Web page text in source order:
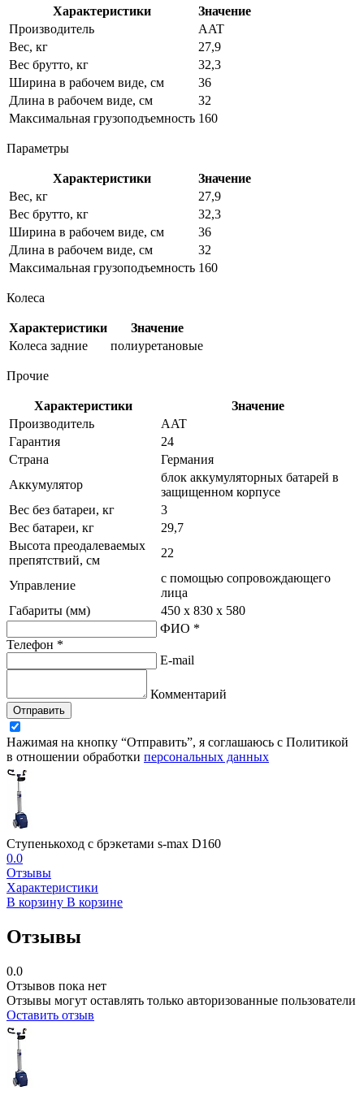
Характеристики
Значение
Производитель
AAT
Вес, кг
27,9
Вес брутто, кг
32,3
Ширина в рабочем виде, см
36
Длина в рабочем виде, см
32
Максимальная грузоподъемность 160
Параметры
Характеристики
Значение
Вес, кг
27,9
Вес брутто, кг
32,3
Ширина в рабочем виде, см
36
Длина в рабочем виде, см
32
Максимальная грузоподъемность 160
Колеса
Характеристики
Значение
Колеса задние
полиуретановые
Прочие
Характеристики
Значение
Производитель
AAT
Гарантия
24
Страна
Германия
Аккумулятор
блок аккумуляторных батарей в
защищенном корпусе
Вес без батареи, кг
3
Вес батареи, кг
29,7
Высота преодалеваемых
препятствий, см
22
Управление
с помощью сопровождающего
лица
Габариты (мм)
450 x 830 x 580
ФИО *
Телефон *
E-mail
Комментарий
Отправить
Нажимая на кнопку “Отправить”, я соглашаюсь с Политикой
в отношении обработки персональных данных
Ступенькоход с брэкетами s-max D160
0.0
Отзывы
Характеристики
В корзину В корзине
Отзывы
0.0
Отзывов пока нет
Отзывы могут оставлять только авторизованные пользователи
Оставить отзыв